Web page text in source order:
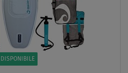
DISPONIBILE